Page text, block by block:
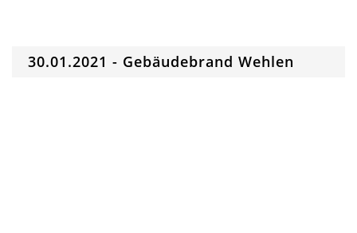
30.01.2021 - Gebäudebrand Wehlen